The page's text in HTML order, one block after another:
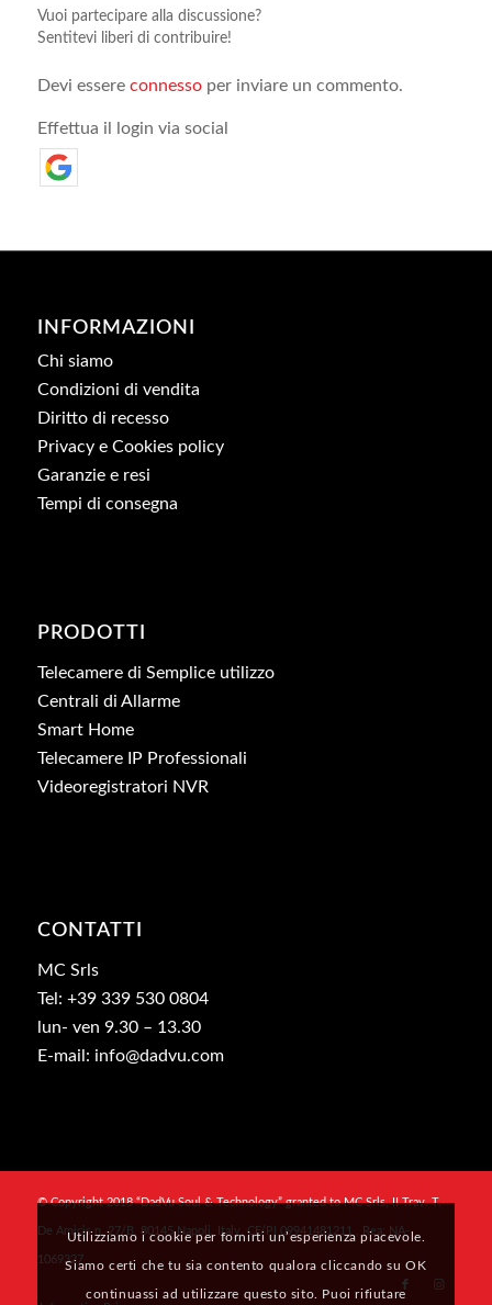
Vuoi partecipare alla discussione?
Sentitevi liberi di contribuire!
Devi essere connessoper inviare un commento.
Effettua il login via social
INFORMAZIONI
Chi siamo
Condizioni di vendita
Diritto di recesso
Privacy e Cookies policy
Garanzie e resi
Tempi di consegna
PRODOTTI
Telecamere di Semplice utilizzo
Centrali di Allarme
Smart Home
Telecamere IP Professionali
Videoregistratori NVR
CONTATTI
MC Srls
Tel: +39 339 530 0804
lun- ven 9.30 – 13.30
E-mail: info@dadvu.com
© Copyright 2018 “DadVu Soul & Technology” granted to MC Srls, II Trav. T.
De Amicis n. 27/B, 80145 Napoli, Italy, CF/PI 09941481211 , Rea: NA-
1069327
Utilizziamo i cookie per fornirti un’esperienza piacevole.
Siamo certi che tu sia contento qualora cliccando su OK
continuassi ad utilizzare questo sito. Puoi rifiutare